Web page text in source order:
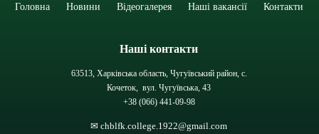
Головна Новини Відеогалерея Наші вакансії Контакти
Наші контакти
63513, Харківська область, Чугуївський район, с.
Кочеток, вул. Чугуївська, 43
+38 (066) 441-09-98
✉ chblfk.college.1922@gmail.com